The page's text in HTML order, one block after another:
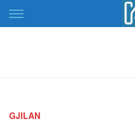
Skip
to
GJILAN